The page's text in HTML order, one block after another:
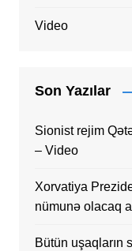
Video
Son Yazılar
Sionist rejim
– Video
Xorvatiya
nümunə olacaq
Bütün uşaqların